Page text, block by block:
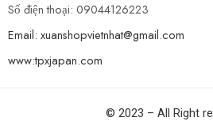
Số điện thoại: 09044126223
Email: xuanshopvietnhat@gmail.com
www:tpxjapan.com
© 2023 – All Right